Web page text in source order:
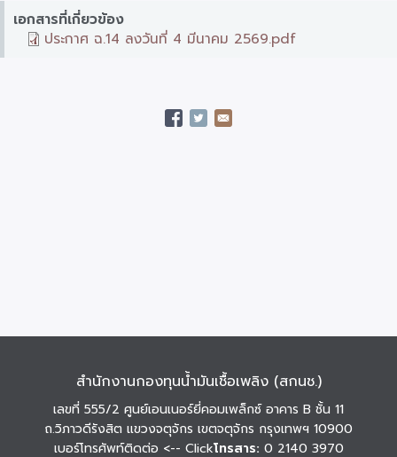
เอกสารที่เกี่ยวข้อง
ประกาศ ฉ.14 ลงวันที่ 4 มีนาคม 2569.pdf
สำนักงานกองทุนน้ำมันเชื้อเพลิง (สกนช.)
เลขที่ 555/2 ศูนย์เอนเนอร์ยี่คอมเพล็กซ์ อาคาร B ชั้น 11
ถ.วิภาวดีรังสิต แขวงจตุจักร เขตจตุจักร กรุงเทพฯ 10900
เบอร์โทรศัพท์ติดต่อ <-- Clickโทรสาร: 0 2140 3970